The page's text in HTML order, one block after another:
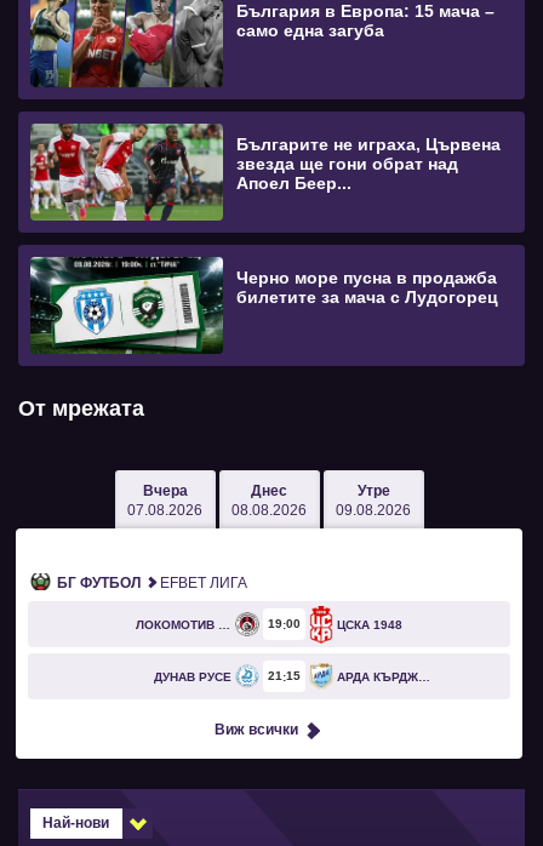
България в Европа: 15 мача –
само една загуба
Българите не играха, Цървена
звезда ще гони обрат над
Апоел Беер...
Черно море пусна в продажба
билетите за мача с Лудогорец
От мрежата
Вчера
07.08.2026
Днес
08.08.2026
Утре
09.08.2026
БГ ФУТБОЛ EFBET ЛИГА
ЛОКОМОТИВ СОФИЯ 19 00 ЦСКА 1948
ДУНАВ РУСЕ 21 15 АРДА КЪРДЖАЛИ
Виж всички
Най-нови